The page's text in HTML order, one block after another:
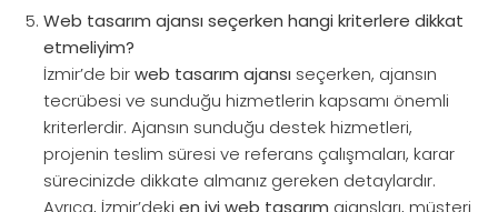
Web tasarım ajansı seçerken hangi kriterlere dikkat
etmeliyim?
İzmir’de birweb tasarım ajansı seçerken, ajansın
tecrübesi ve sunduğu hizmetlerin kapsamı önemli
kriterlerdir. Ajansın sunduğu destek hizmetleri,
projenin teslim süresi ve referans çalışmaları, karar
sürecinizde dikkate almanız gereken detaylardır.
Ayrıca, İzmir’deki en iyi web tasarım ajansları, müşteri